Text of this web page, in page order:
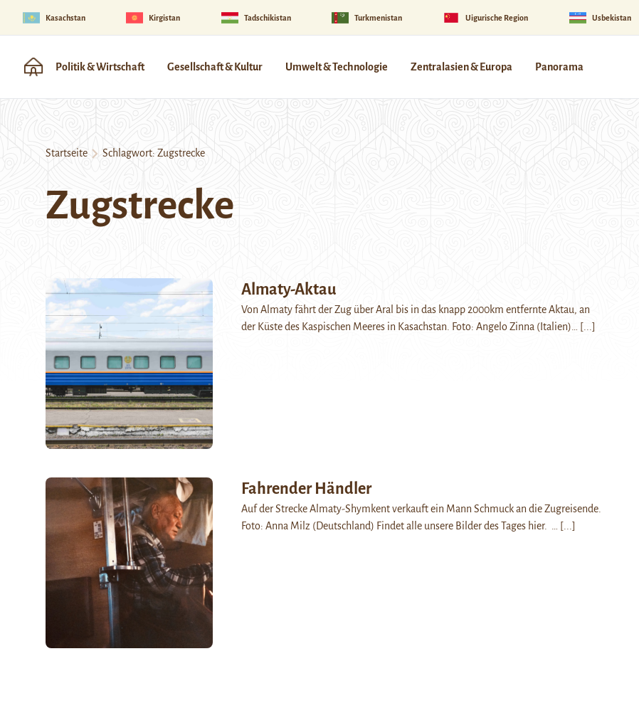
Kasachstan Kirgistan Tadschikistan Turkmenistan Uigurische Region Usbekistan
Politik & Wirtschaft Gesellschaft & Kultur Umwelt & Technologie Zentralasien & Europa Panorama
Startseite Schlagwort: Zugstrecke
Zugstrecke
Almaty-Aktau
Von Almaty fährt der Zug über Aral bis in das knapp 2000km entfernte Aktau, an
der Küste des Kaspischen Meeres in Kasachstan. Foto: Angelo Zinna (Italien)…
[...]
Fahrender Händler
Auf der Strecke Almaty-Shymkent verkauft ein Mann Schmuck an die Zugreisende.
Foto: Anna Milz (Deutschland) Findet alle unsere Bilder des Tages hier. …
[...]